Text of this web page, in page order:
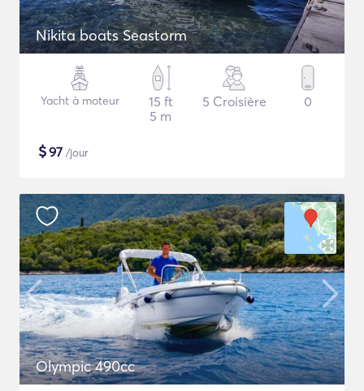
Nikita boats Seastorm
Yacht à moteur
15 ft
5 m
5 Croisière 0
$97 /jour
Olympic 490cc